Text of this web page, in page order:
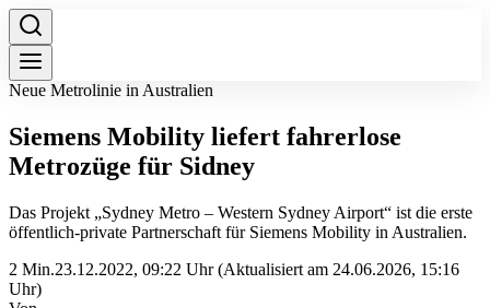
Neue Metrolinie in Australien
Siemens Mobility liefert fahrerlose
Metrozüge für Sidney
Das Projekt „Sydney Metro – Western Sydney Airport“ ist die erste
öffentlich-private Partnerschaft für Siemens Mobility in Australien.
2 Min.23.12.2022, 09:22 Uhr(Aktualisiert am 24.06.2026, 15:16
Uhr)